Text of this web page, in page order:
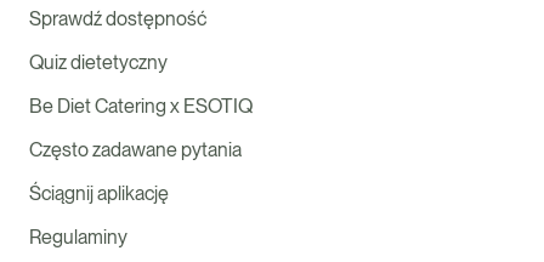
Sprawdź dostępność
Quiz dietetyczny
Be Diet Catering x ESOTIQ
Często zadawane pytania
Ściągnij aplikację
Regulaminy